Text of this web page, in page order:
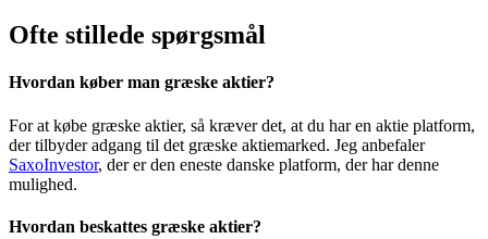
Ofte stillede spørgsmål
Hvordan køber man græske aktier?
For at købe græske aktier, så kræver det, at du har en aktie platform,
der tilbyder adgang til det græske aktiemarked. Jeg anbefaler
SaxoInvestor, der er den eneste danske platform, der har denne
mulighed.
Hvordan beskattes græske aktier?